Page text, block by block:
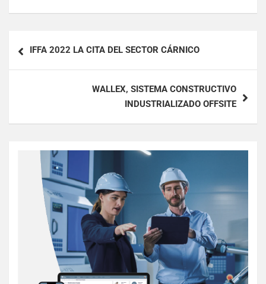
IFFA 2022 LA CITA DEL SECTOR CÁRNICO
WALLEX, SISTEMA CONSTRUCTIVO
INDUSTRIALIZADO OFFSITE